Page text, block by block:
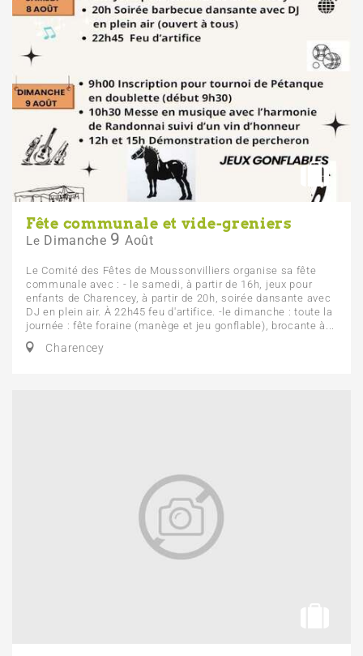
Fête communale et vide-greniers
Le Dimanche 9 Août
Le Comité des Fêtes de Moussonvilliers organise sa fête
communale avec : - le samedi, à partir de 16h, jeux pour
enfants de Charencey, à partir de 20h, soirée dansante avec
DJ en plein air. À 22h45 feu d'artifice. -le dimanche : toute la
journée : fête foraine (manège et jeu gonflable), brocante à...
Charencey